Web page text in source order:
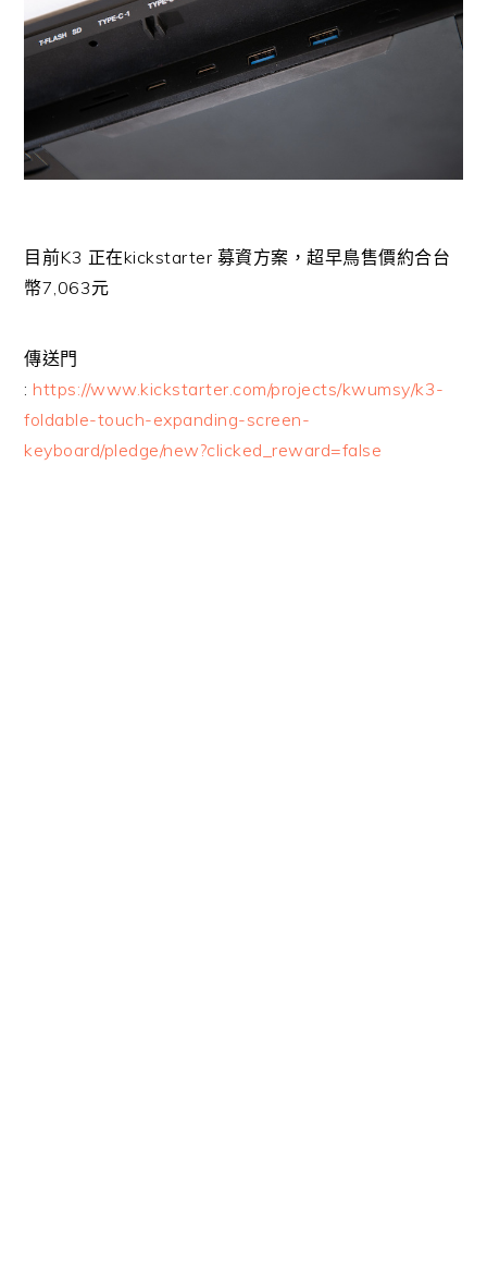
目前K3 正在kickstarter 募資方案，超早鳥售價約合台
幣7,063元
傳送門
: https://www.kickstarter.com/projects/kwumsy/k3-
foldable-touch-expanding-screen-
keyboard/pledge/new?clicked_reward=false